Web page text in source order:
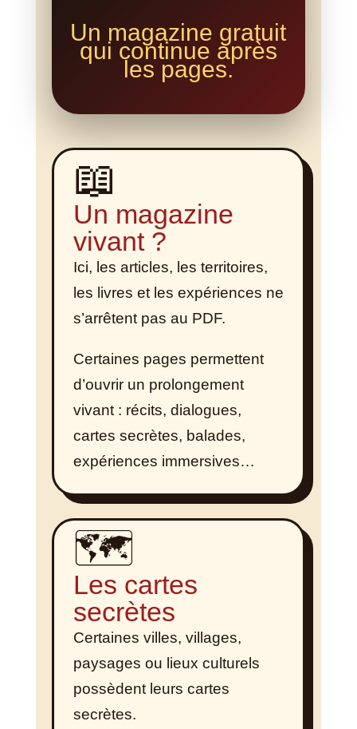
Un magazine gratuit
qui continue après
les pages.
📖
Un magazine
vivant ?
Ici, les articles, les territoires,
les livres et les expériences ne
s’arrêtent pas au PDF.
Certaines pages permettent
d’ouvrir un prolongement
vivant : récits, dialogues,
cartes secrètes, balades,
expériences immersives…
🗺️
Les cartes
secrètes
Certaines villes, villages,
paysages ou lieux culturels
possèdent leurs cartes
secrètes.